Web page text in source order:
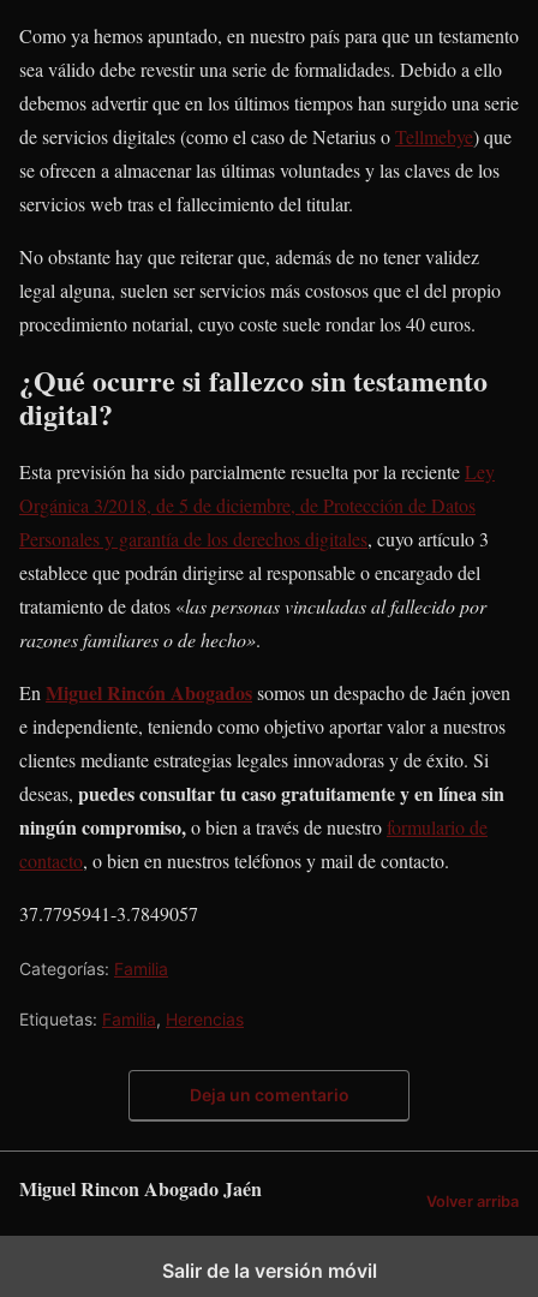
Como ya hemos apuntado, en nuestro país para que un testamento
sea válido debe revestir una serie de formalidades. Debido a ello
debemos advertir que en los últimos tiempos han surgido una serie
de servicios digitales (como el caso de Netarius oTellmebye) que
se ofrecen a almacenar las últimas voluntades y las claves de los
servicios web tras el fallecimiento del titular.
No obstante hay que reiterar que, además de no tener validez
legal alguna, suelen ser servicios más costosos que el del propio
procedimiento notarial, cuyo coste suele rondar los 40 euros.
¿Qué ocurre si fallezco sin testamento
digital?
Esta previsión ha sido parcialmente resuelta por la recienteLey
Orgánica 3/2018, de 5 de diciembre, de Protección de Datos
Personales y garantía de los derechos digitales, cuyo artículo 3
establece que podrán dirigirse al responsable o encargado del
tratamiento de datos «las personas vinculadas al fallecido por
razones familiares o de hecho».
EnMiguel Rincón Abogadossomos un despacho de Jaén joven
e independiente, teniendo como objetivo aportar valor a nuestros
clientes mediante estrategias legales innovadoras y de éxito. Si
deseas, puedes consultar tu caso gratuitamente y en línea sin
ningún compromiso,o bien a través de nuestroformulario de
contacto, o bien en nuestros teléfonos y mail de contacto.
37.7795941-3.7849057
Categorías: Familia
Etiquetas: Familia, Herencias
Deja un comentario
Miguel Rincon Abogado Jaén Volver arriba
Salir de la versión móvil